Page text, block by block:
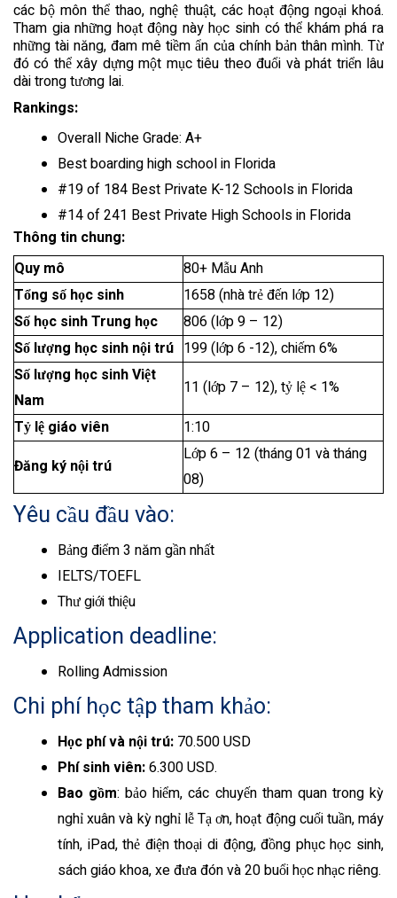
các bộ môn thể thao, nghệ thuật, các hoạt động ngoại khoá.
Tham gia những hoạt động này học sinh có thể khám phá ra
những tài năng, đam mê tiềm ẩn của chính bản thân mình. Từ
đó có thể xây dựng một mục tiêu theo đuổi và phát triển lâu
dài trong tương lai.
Rankings:
Overall Niche Grade: A+
Best boarding high school in Florida
#19 of 184 Best Private K-12 Schools in Florida
#14 of 241 Best Private High Schools in Florida
Thông tin chung:
Quy mô
80+ Mẫu Anh
Tổng số học sinh
1658 (nhà trẻ đến lớp 12)
Số học sinh Trung học
806 (lớp 9 – 12)
Số lượng học sinh nội trú 199 (lớp 6 -12), chiếm 6%
Số lượng học sinh Việt
Nam
11 (lớp 7 – 12), tỷ lệ < 1%
Tỷ lệ giáo viên
1:10
Đăng ký nội trú
Lớp 6 – 12 (tháng 01 và tháng
08)
Yêu cầu đầu vào:
Bảng điểm 3 năm gần nhất
IELTS/TOEFL
Thư giới thiệu
Application deadline:
Rolling Admission
Chi phí học tập tham khảo:
Học phí và nội trú: 70.500 USD
Phí sinh viên:6.300 USD.
Bao gồm: bảo hiểm, các chuyến tham quan trong kỳ
nghỉ xuân và kỳ nghỉ lễ Tạ ơn, hoạt động cuối tuần, máy
tính, iPad, thẻ điện thoại di động, đồng phục học sinh,
sách giáo khoa, xe đưa đón và 20 buổi học nhạc riêng.